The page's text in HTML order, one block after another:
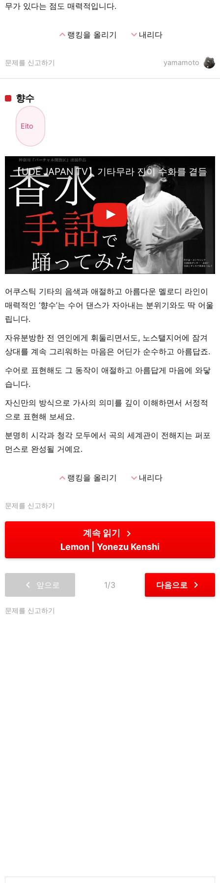
무가 있다는 점도 매력적입니다.
expand_less랭킹을 올리기 expand_more내리다
yamamoto
문제를 신고하기
향수
Eito
【UDE JAPAN TV】기타무라 진이 수화를 곁들여
어쿠스틱 기타의 음색과 애절하고 아름다운 멜로디 라인이
매력적인 ‘향수’는 수어 댄스가 자아내는 분위기와도 딱 어울
립니다.
자유분방한 전 연인에게 휘둘리면서도, 노스탤지어에 잠겨
상대를 계속 그리워하는 마음은 어딘가 순수하고 아름답죠.
수어로 표현해도 그 동작이 애절하고 아름답게 마음에 와닿
습니다.
자신만의 방식으로 가사의 의미를 깊이 이해하면서 서정적
으로 표현해 보세요.
분명히 시각과 청각 모두에서 곡의 세계관이 전해지는 퍼포
먼스로 완성될 거예요.
expand_less랭킹을 올리기 expand_more내리다
문제를 신고하기
계속 읽기 chevron_right
Lemon Yonezu Kenshi
chevron_left 앞으로 1/3 다음으로 chevron_right
문제를 신고하기